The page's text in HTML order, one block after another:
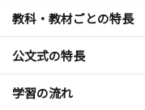
教科・教材ごとの特長
公文式の特長
学習の流れ